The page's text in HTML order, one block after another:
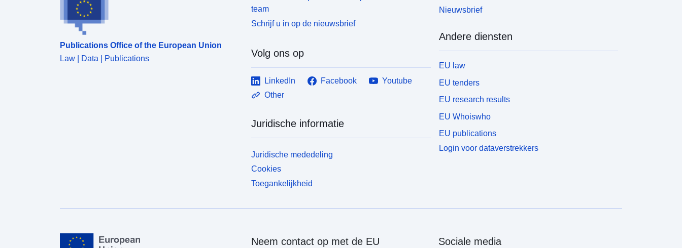
Publications Office of the European Union
Law | Data | Publications
team
Schrijf u in op de nieuwsbrief
Volg ons op
LinkedIn Facebook
Youtube
Other
Juridische informatie
Juridische mededeling
Cookies
Toegankelijkheid
Nieuwsbrief
Andere diensten
EU law
EU tenders
EU research results
EU Whoiswho
EU publications
Login voor dataverstrekkers
Neem contact op met de EU Sociale media